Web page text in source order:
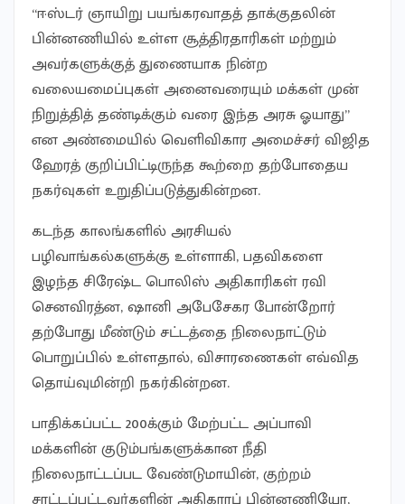
“ஈஸ்டர் ஞாயிறு பயங்கரவாதத் தாக்குதலின்
பின்னணியில் உள்ள சூத்திரதாரிகள் மற்றும்
அவர்களுக்குத் துணையாக நின்ற
வலையமைப்புகள் அனைவரையும் மக்கள் முன்
நிறுத்தித் தண்டிக்கும் வரை இந்த அரசு ஓயாது”
என அண்மையில் வெளிவிகார அமைச்சர் விஜித
ஹேரத் குறிப்பிட்டிருந்த கூற்றை தற்போதைய
நகர்வுகள் உறுதிப்படுத்துகின்றன.
கடந்த காலங்களில் அரசியல்
பழிவாங்கல்களுக்கு உள்ளாகி, பதவிகளை
இழந்த சிரேஷ்ட பொலிஸ் அதிகாரிகள் ரவி
செனவிரத்ன, ஷானி அபேசேகர போன்றோர்
தற்போது மீண்டும் சட்டத்தை நிலைநாட்டும்
பொறுப்பில் உள்ளதால், விசாரணைகள் எவ்வித
தொய்வுமின்றி நகர்கின்றன.
பாதிக்கப்பட்ட 200க்கும் மேற்பட்ட அப்பாவி
மக்களின் குடும்பங்களுக்கான நீதி
நிலைநாட்டப்பட வேண்டுமாயின், குற்றம்